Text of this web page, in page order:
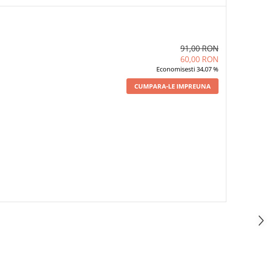
91,00 RON
60,00 RON
Economisesti 34,07 %
CUMPARA-LE IMPREUNA